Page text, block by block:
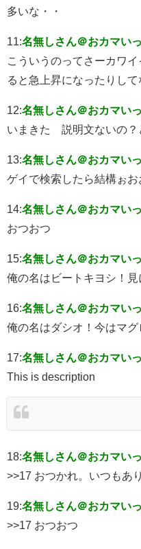
多いな・・
11:名無しさん＠おカマい
こういうのってさーカワ
ると急上昇になったりして
12:名無しさん＠おカマい
いまきた 説明文ないの？
13:名無しさん＠おカマい
ゲイで検索したら結構ぉ
14:名無しさん＠おカマい
おつおつ
15:名無しさん＠おカマい
俺の名はビートキヨシ！見
16:名無しさん＠おカマい
俺の名はダシオ！今はマ
17:名無しさん＠おカマい
This is description
18:名無しさん＠おカマい
>>17 おつかれ。いつもあ
19:名無しさん＠おカマい
>>17 おつおつ